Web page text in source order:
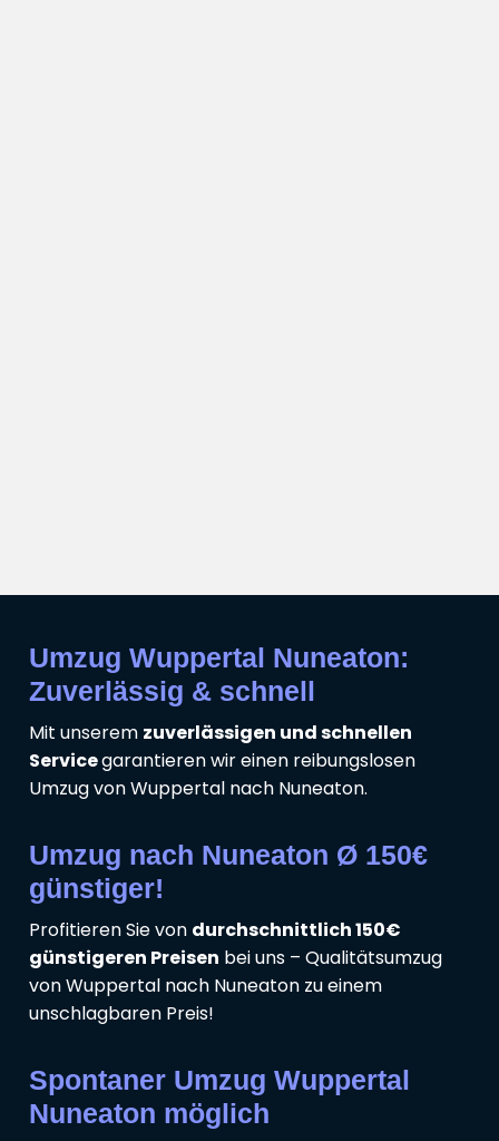
Umzug Wuppertal Nuneaton:
Zuverlässig & schnell
Mit unserem zuverlässigen und schnellen
Servicegarantieren wir einen reibungslosen
Umzug von Wuppertal nach Nuneaton.
Umzug nach Nuneaton Ø 150€
günstiger!
Profitieren Sie von durchschnittlich 150€
günstigeren Preisen bei uns – Qualitätsumzug
von Wuppertal nach Nuneaton zu einem
unschlagbaren Preis!
Spontaner Umzug Wuppertal
Nuneaton möglich